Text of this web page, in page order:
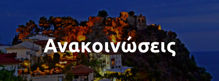
Ανακοινώσεις